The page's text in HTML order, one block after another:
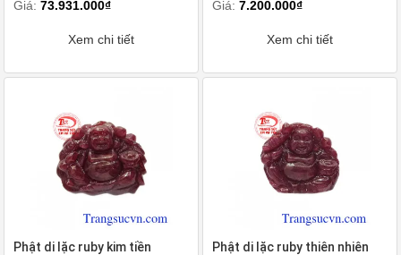
Giá: 73.931.000₫
Xem chi tiết
Giá: 7.200.000₫
Xem chi tiết
Phật di lặc ruby kim tiền
Phật di lặc ruby thiên nhiên